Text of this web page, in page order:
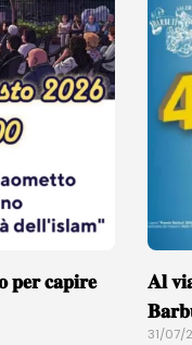
𝐜𝐚𝐩𝐢𝐫𝐞
𝐀𝐥
31/07/